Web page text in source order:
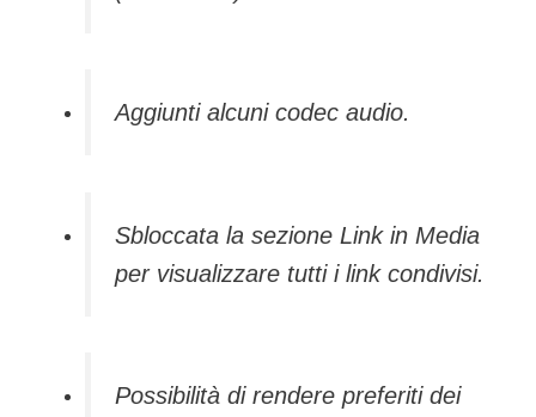
Aggiunti alcuni codec audio.
Sbloccata la sezione Link in Media
per visualizzare tutti i link condivisi.
Possibilità di rendere preferiti dei